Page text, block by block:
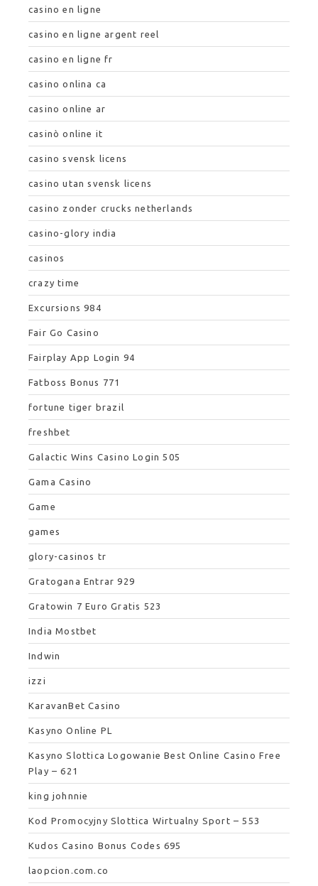
casino en ligne
casino en ligne argent reel
casino en ligne fr
casino onlina ca
casino online ar
casinò online it
casino svensk licens
casino utan svensk licens
casino zonder crucks netherlands
casino-glory india
casinos
crazy time
Excursions 984
Fair Go Casino
Fairplay App Login 94
Fatboss Bonus 771
fortune tiger brazil
freshbet
Galactic Wins Casino Login 505
Gama Casino
Game
games
glory-casinos tr
Gratogana Entrar 929
Gratowin 7 Euro Gratis 523
India Mostbet
Indwin
izzi
KaravanBet Casino
Kasyno Online PL
Kasyno Slottica Logowanie Best Online Casino Free
Play – 621
king johnnie
Kod Promocyjny Slottica Wirtualny Sport – 553
Kudos Casino Bonus Codes 695
laopcion.com.co